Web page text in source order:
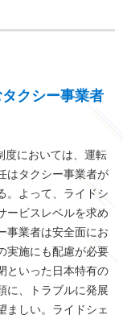
クシー事業者
度においては、運転
はタクシー事業者が
。よって、ライドシ
ービスレベルを求め
事業者は安全面にお
実施にも配慮が必要
といった日本特有の
に、トラブルに発展
ましい。ライドシェ